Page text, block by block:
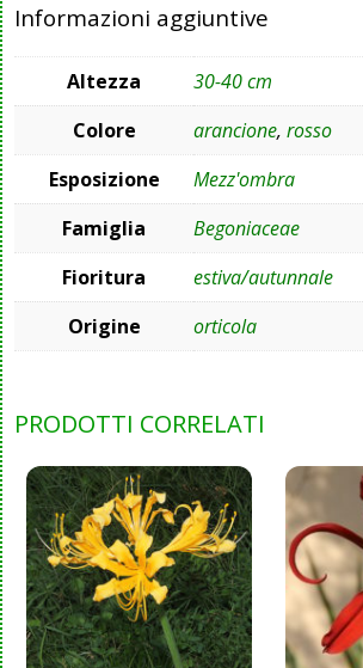
Informazioni aggiuntive
Altezza
30-40 cm
Colore
arancione, rosso
Esposizione
Mezz'ombra
Famiglia
Begoniaceae
Fioritura
estiva/autunnale
Origine
orticola
PRODOTTI CORRELATI